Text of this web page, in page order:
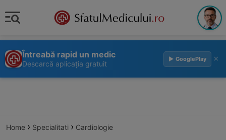
Întreabă rapid un medic
Descarcă aplicația gratuit
▶ GooglePlay ×
Home › Specialitati › Cardiologie